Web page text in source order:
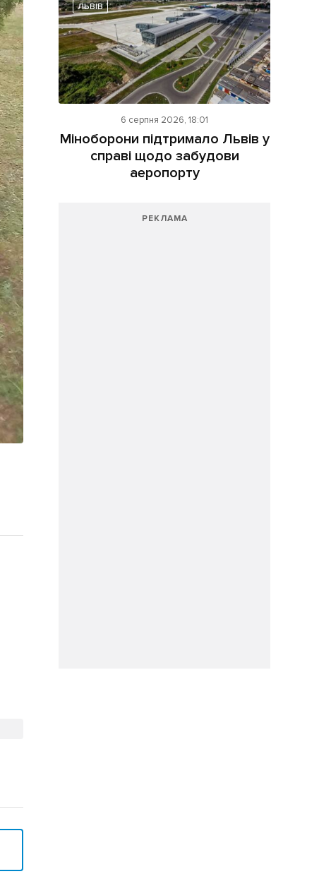
ЛЬВІВ
6 серпня 2026, 18:01
Міноборони підтримало Львів у
справі щодо забудови
аеропорту
РЕКЛАМА